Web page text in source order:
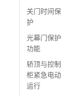
关门时间保
护
光幕门保护
功能
轿顶与控制
柜紧急电动
运行